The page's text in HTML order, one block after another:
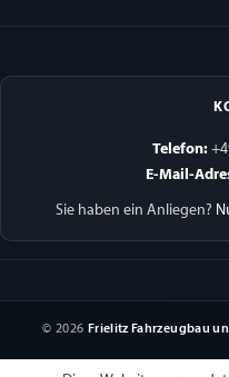
Telefon:
E-Mail-
Sie haben ein Anliegen?
© 2026 Frielitz Fahrzeugbau